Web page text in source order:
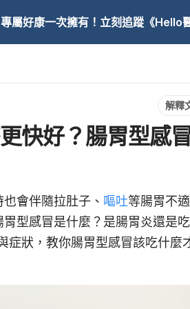
屬好康一次擁有！立刻追蹤《Hello醫
解釋
快好？腸胃型感
會伴隨拉肚子、 嘔吐等腸胃不
型感冒是什麼？是腸胃炎還是
症狀，教你腸胃型感冒該吃什麼